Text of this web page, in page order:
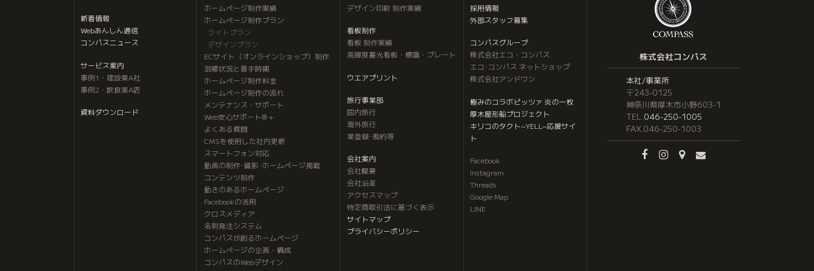
新着情報
Webあんしん通信
コンパスニュース
サービス案内
事例1・建設業A社
事例2・飲食業A店
資料ダウンロード
ホームページ制作実績
ホームページ制作プラン
ライトプラン
デザインプラン
ECサイト（オンラインショップ）制作
混雑状況と着手時期
ホームページ制作料金
ホームページ制作の流れ
メンテナンス・サポート
Web安心サポート®＋
よくある質問
CMSを使用した社内更新
スマートフォン対応
動画の制作･撮影･ホームページ掲載
コンテンツ制作
動きのあるホームページ
Facebookの活用
クロスメディア
名刺発注システム
コンパスが創るホームページ
ホームページの企画・構成
コンパスのWebデザイン
デザイン印刷 制作実績
看板制作
看板 制作実績
高輝度蓄光看板・標識・プレート
ウエアプリント
旅行事業部
国内旅行
海外旅行
業登録･規約等
会社案内
会社概要
会社沿革
アクセスマップ
特定商取引法に基づく表示
サイトマップ
プライバシーポリシー
採用情報
外部スタッフ募集
コンパスグループ
株式会社エコ・コンパス
エコ･コンパス ネットショップ
株式会社アンドワン
極みのコラボピッツァ 炎の一枚
厚木屋形船プロジェクト
キリコのタクト~YELL~応援サイ
ト
Facebook
Instagram
Threads
Google Map
LINE
株式会社コンパス
本社/事業所
〒243-0125
神奈川県厚木市小野603-1
TEL.046-250-1005
FAX.046-250-1003